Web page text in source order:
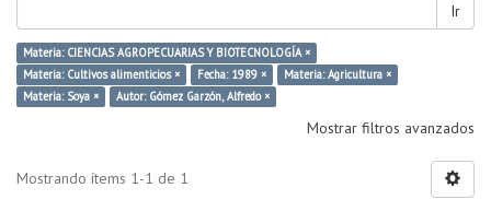
Ir
Materia: CIENCIAS AGROPECUARIAS Y BIOTECNOLOGÍA ×
Materia: Cultivos alimenticios ×
Fecha: 1989 ×
Materia: Agricultura ×
Materia: Soya ×
Autor: Gómez Garzón, Alfredo ×
Mostrar filtros avanzados
Mostrando ítems 1-1 de 1